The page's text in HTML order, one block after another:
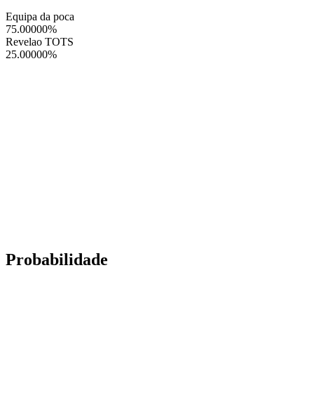
Equipa da poca
75.00000%
Revelao TOTS
25.00000%
Probabilidade